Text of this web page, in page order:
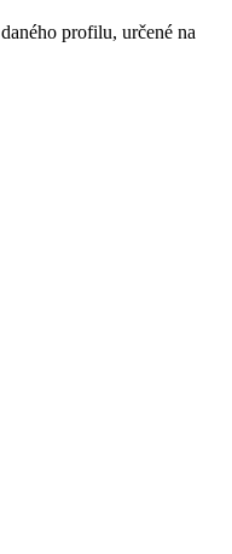
profilu, určené na